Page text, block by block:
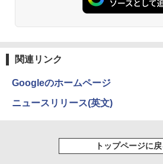
ニター 非光沢 ス
3
液晶ディスプレ
型/1920×1080/3
4
【3千円以上送料
￥5,478
軽量 ブルートゥー
るーとゅーす コー
セリング 自動ペア
￥250
強炭酸水 ペットボ
art Basic)
￥572
関連リンク
Googleのホームページ
ニュースリリース(英文)
トップページに